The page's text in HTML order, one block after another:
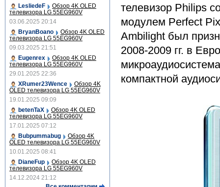
телевизор Philips
модулем Perfect
Ambilight был
2008-2009 гг. в
компактной
LesliedeF
Обзор 4K OLED
телевизора LG 55EG960V
03.06.2025 20:14
BryanBoano
Обзор 4K OLED
телевизора LG 55EG960V
09.03.2025 21:51
Eugenrex
Обзор 4K OLED
телевизора LG 55EG960V
29.01.2025 22:36
XRumer23Wence
Обзор 4K
OLED телевизора LG 55EG960V
19.01.2025 09:09
betenTaX
Обзор 4K OLED
телевизора LG 55EG960V
17.01.2025 07:12
Bubpummabug
Обзор 4K
OLED телевизора LG 55EG960V
10.01.2025 08:41
DianeFup
Обзор 4K OLED
телевизора LG 55EG960V
14.12.2024 21:12